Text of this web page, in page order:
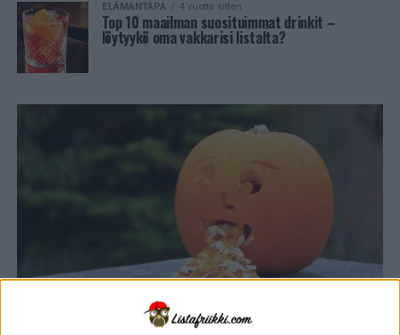
ELÄMÄNTAPA 4 vuotta sitten
Top 10 maailman suosituimmat drinkit –
löytyykö oma vakkarisi listalta?